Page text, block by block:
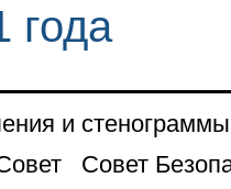
года
и стенограммы
Совет